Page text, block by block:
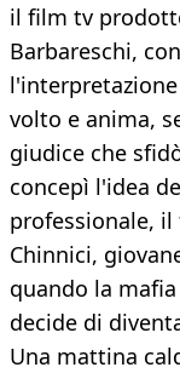
il film tv
Barbareschi,
volto e anima,
giudice che
concepì l'idea
professionale,
Chinnici,
quando la
decide di
Una mattina